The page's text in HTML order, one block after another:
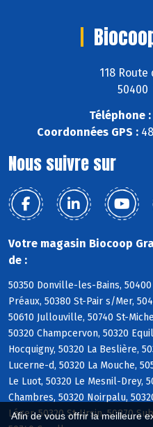
Afin de vous offrir la meilleure
118
50400
Téléphone :
Coordonnées GPS :
Nous suivre sur
Votre magasin Biocoop
de :
50350 Donville-les-Bains,
Préaux, 50380 St-Pair s/Mer,
50610 Jullouville, 50740 St-
50320 Champcervon, 50320
Hocquigny, 50320 La Beslière,
Lucerne-d, 50320 La Mouche,
Le Luot, 50320 Le Mesnil-Drey,
Chambres, 50320 Noirpalu,
Léger, 50320 St-Ursin, 50870